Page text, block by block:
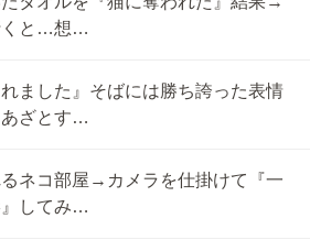
くと…想…
れました』そばには勝ち誇った表情
ざとす…
ネコ部屋→カメラを仕掛けて『一
してみ…